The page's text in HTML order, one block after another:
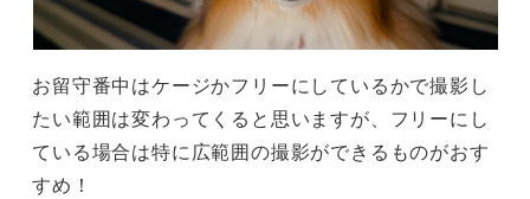
お留守番中はケージかフリーにしているかで撮影し
たい範囲は変わってくると思いますが、フリーにし
ている場合は特に広範囲の撮影ができるものがおす
すめ！